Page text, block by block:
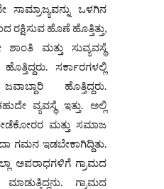
ಸಾಮ್ರಾಜ್ಯವನ್ನು ಒಳಗಿನ
ರಕ್ಷಿಸುವ ಹೊಣೆ ಹೊತ್ತಿತ್ತು,
ಮತ್ತು ಸುವ್ಯವಸ್ಥೆ
ಸರ್ಕಾರಗಳಲ್ಲಿ
ಹೊತ್ತಿದ್ದರು.
ವ್ಯವಸ್ಥೆ ಇತ್ತು. ಅಲ್ಲಿ
ಮತ್ತು ಸಮಾಜ
ಗಮನ ಇಡಬೇಕಾಗಿದ್ದಿತು.
ಅಪರಾಧಗಳಿಗೆ ಗ್ರಾಮದ
ಗ್ರಾಮದ